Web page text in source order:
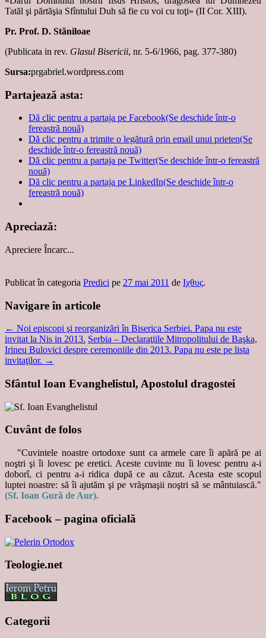
Tatăl şi părtăşia Sfîntului Duh să fie cu voi cu toţi» (II Cor. XIII).
Pr. Prof. D. Stăniloae
(Publicata in rev. Glasul Bisericii, nr. 5-6/1966, pag. 377-380)
Sursa:prgabriel.wordpress.com
Partajează asta:
Dă clic pentru a partaja pe Facebook(Se deschide într-o
fereastră nouă)
Dă clic pentru a trimite o legătură prin email unui prieten(Se
deschide într-o fereastră nouă)
Dă clic pentru a partaja pe Twitter(Se deschide într-o fereastră
nouă)
Dă clic pentru a partaja pe LinkedIn(Se deschide într-o
fereastră nouă)
Apreciază:
Apreciere Încarc...
Publicat în categoria Predici pe 27 mai 2011 de Ιχθυς.
Navigare în articole
← Noi episcopi şi reorganizări în Biserica Serbiei. Papa nu este
invitat la Nis in 2013. Serbia – Declaraţiile Mitropolitului de Başka,
Irineu Bulovici despre ceremoniile din 2013. Papa nu este pe lista
invitaţilor. →
Sfântul Ioan Evanghelistul, Apostolul dragostei
Cuvânt de folos
"Cuvintele noastre ortodoxe sunt ca armele care îi apără pe ai
noştri şi îi lovesc pe eretici. Aceste cuvinte nu îi lovesc pentru a-i
doborî, ci pentru a-i ridica după ce au căzut. Acesta este scopul
luptei noastre: să îi ajutăm şi pe vrăşmaşii noştri să se mântuiască."
(Sf. Ioan Gură de Aur).
Facebook – pagina oficială
Teologie.net
Categorii